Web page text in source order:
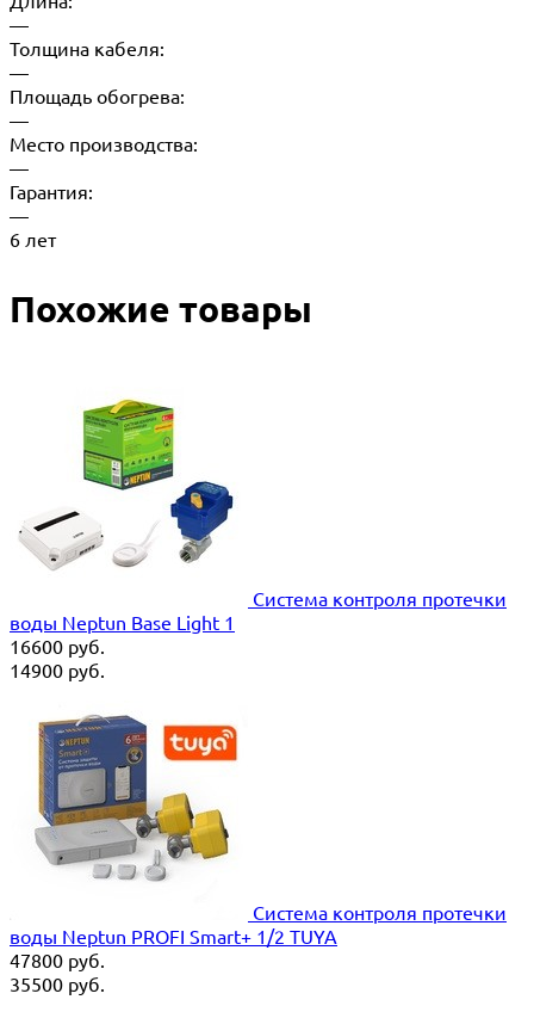
—
Толщина кабеля:
—
Площадь обогрева:
—
Место производства:
—
Гарантия:
—
6 лет
Похожие товары
Система контроля протечки
воды Neptun Base Light 1
16600 руб.
14900 руб.
Система контроля протечки
воды Neptun PROFI Smart+ 1/2 TUYA
47800 руб.
35500 руб.